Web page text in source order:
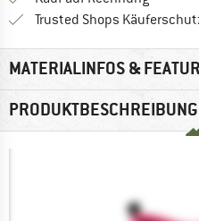
Trusted Shops
MATERIALINFOS &
PRODUKTBESCHREIBUNG